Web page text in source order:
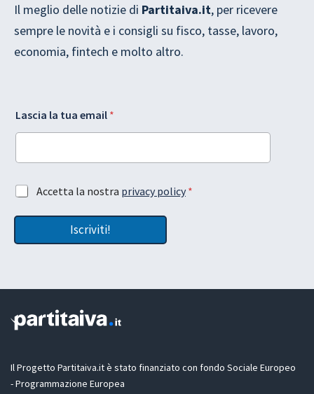
Il meglio delle notizie di Partitaiva.it, per ricevere
sempre le novità e i consigli su fisco, tasse, lavoro,
economia, fintech e molto altro.
m
a
D
P
t
a
G
t
u
Lascia la tua email *
A
c
t
n
D
P
R
Accetta la nostra privacy policy *
Iscriviti!
Il Progetto Partitaiva.it è stato finanziato con fondo Sociale Europeo
- Programmazione Europea